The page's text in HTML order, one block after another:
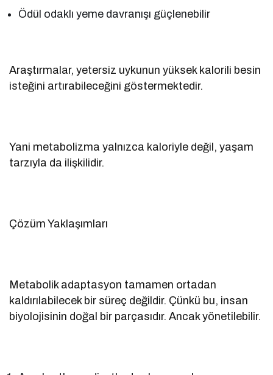
Ödül odaklı yeme davranışı güçlenebilir
Araştırmalar, yetersiz uykunun yüksek kalorili besin
isteğini artırabileceğini göstermektedir.
Yani metabolizma yalnızca kaloriyle değil, yaşam
tarzıyla da ilişkilidir.
Çözüm Yaklaşımları
Metabolik adaptasyon tamamen ortadan
kaldırılabilecek bir süreç değildir. Çünkü bu, insan
biyolojisinin doğal bir parçasıdır. Ancak yönetilebilir.